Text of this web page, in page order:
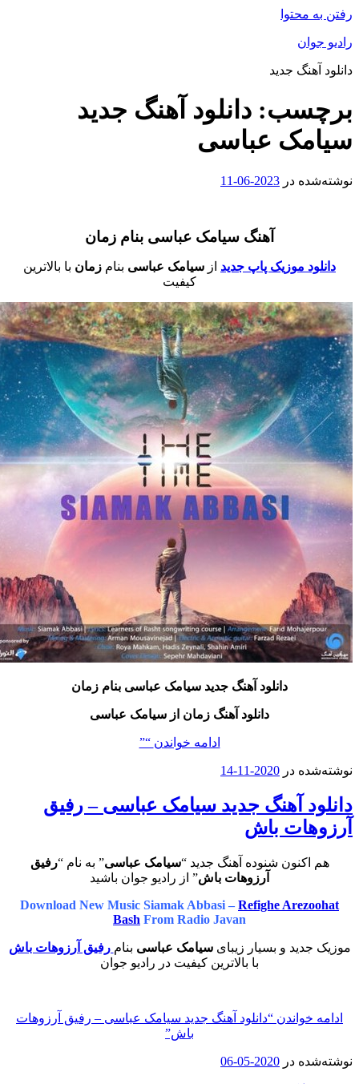
به محتوا
جوان
آهنگ جدید
دانلود آهنگ جدید
عباسی
در 2023-06-11
آهنگ سیامک عباسی بنام زمان
دانلود موزیک پاپ جدید ازسیامک عباسی بنامزمانبا بالاترین
کیفیت
دانلود آهنگ جدید سیامک عباسی بنام زمان
دانلود آهنگ زمان از سیامک عباسی
ادامه خواندن“”
در 2020-11-14
آهنگ جدید سیامک عباسی – رفیق
باش
هم اکنون شنوده آهنگ جدید “ سیامک عباسی” به نام “ رفیق
آرزوهات باش” از رادیو جوان باشید
Download New Music Siamak Abbasi –Refighe Arezoohat
BashFrom Radio Javan
موزیک جدید و بسیار زیبایسیامک عباسیبنامرفیق آرزوهات باش
با بالاترین کیفیت در رادیو جوان
ادامه خواندن“دانلود آهنگ جدید سیامک عباسی – رفیق آرزوهات
باش”
در 2020-05-06